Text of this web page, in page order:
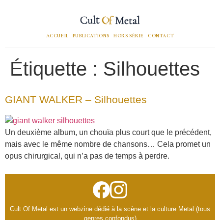
ACCUEIL PUBLICATIONS HORS SÉRIE CONTACT
Étiquette : Silhouettes
GIANT WALKER – Silhouettes
Un deuxième album, un chouïa plus court que le précédent,
mais avec le même nombre de chansons… Cela promet un
opus chirurgical, qui n’a pas de temps à perdre.
Cult Of Metal est un webzine dédié à la scène et la culture Metal (tous
genres confondus)